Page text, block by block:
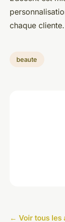
chaque cliente.
beaute
← Voir tous les